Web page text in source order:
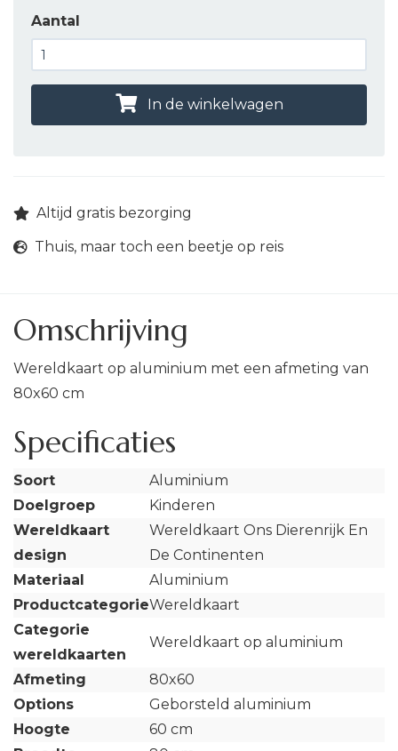
Aantal
In de winkelwagen
Altijd gratis bezorging
Thuis, maar toch een beetje op reis
Omschrijving
Wereldkaart op aluminium met een afmeting van
80x60 cm
Specificaties
Soort
Aluminium
Doelgroep
Kinderen
Wereldkaart
design
Wereldkaart Ons Dierenrijk En
De Continenten
Materiaal
Aluminium
ProductcategorieWereldkaart
Categorie
wereldkaarten
Wereldkaart op aluminium
Afmeting
80x60
Options
Geborsteld aluminium
Hoogte
60 cm